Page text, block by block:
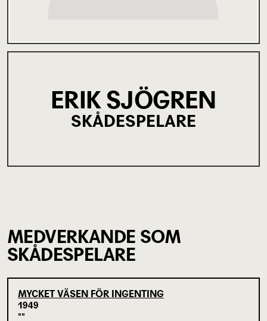
ERIK SJÖGREN
SKÅDESPELARE
MEDVERKANDE SOM
SKÅDESPELARE
MYCKET VÄSEN FÖR INGENTING
1949